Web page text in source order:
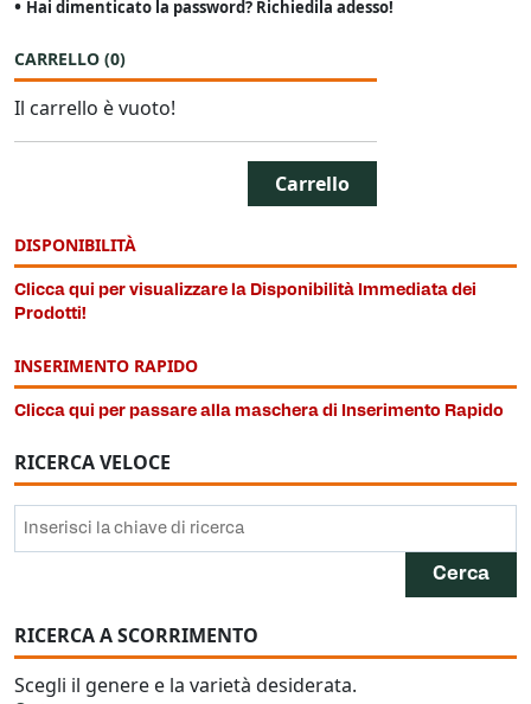
• Hai dimenticato la password? Richiedila adesso!
CARRELLO (0)
Il carrello è vuoto!
Carrello
DISPONIBILITÀ
Clicca qui per visualizzare la Disponibilità Immediata dei
Prodotti!
INSERIMENTO RAPIDO
Clicca qui per passare alla maschera di Inserimento Rapido
RICERCA VELOCE
RICERCA A SCORRIMENTO
Scegli il genere e la varietà desiderata.